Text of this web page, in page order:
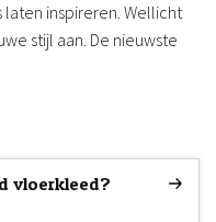
inspireren. Wellicht
stijl aan. De nieuwste
vloerkleed?